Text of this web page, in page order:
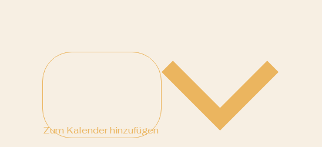
Zum Kalender hinzufügen